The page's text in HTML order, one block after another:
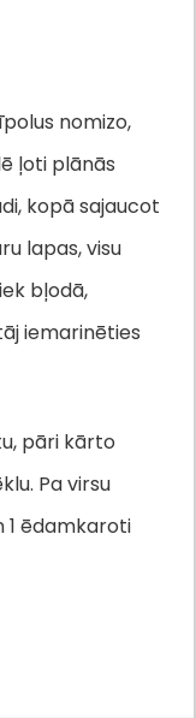
nomizo,
ļoti plānās
kopā sajaucot
lapas, visu
bļodā,
iemarinēties
pāri kārto
Pa virsu
1 ēdamkaroti